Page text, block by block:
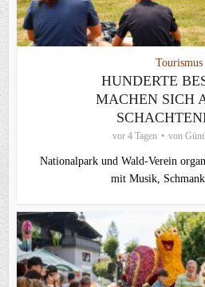
Tourismus
HUNDERTE
MACHEN SICH
vor 4 Tagen von
Nationalpark und Wald-Verein
mit Musik,